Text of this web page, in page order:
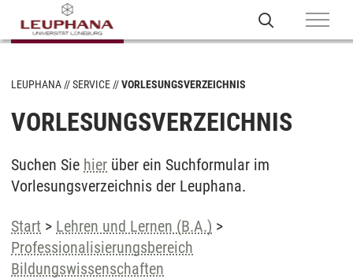
LEUPHANA SERVICE VORLESUNGSVERZEICHNIS
VORLESUNGSVERZEICHNIS
Suchen Sie hier über ein Suchformular im
Vorlesungsverzeichnis der Leuphana.
Start > Lehren und Lernen (B.A.) >
Professionalisierungsbereich
Bildungswissenschaften